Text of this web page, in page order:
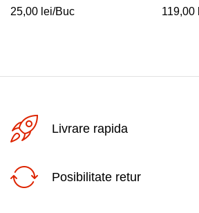
25,00 lei/Buc 119,00
Livrare rapida
Posibilitate retur